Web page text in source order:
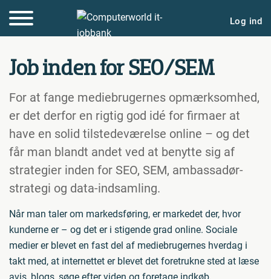
Log ind
Job inden for SEO/SEM
For at fange mediebrugernes opmærksomhed,
er det derfor en rigtig god idé for firmaer at
have en solid tilstedeværelse online – og det
får man blandt andet ved at benytte sig af
strategier inden for SEO, SEM, ambassadør-
strategi og data-indsamling.
Når man taler om markedsføring, er markedet der, hvor
kunderne er – og det er i stigende grad online. Sociale
medier er blevet en fast del af mediebrugernes hverdag i
takt med, at internettet er blevet det foretrukne sted at læse